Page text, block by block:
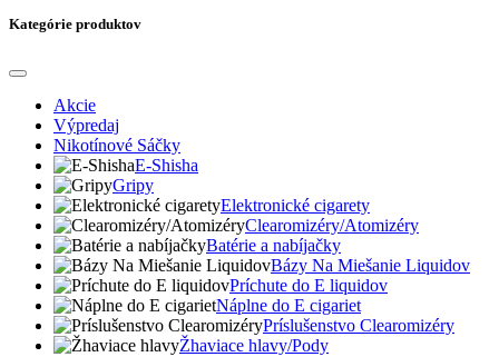
Kategórie produktov
Akcie
Výpredaj
Nikotínové Sáčky
E-Shisha
Gripy
Elektronické cigarety
Clearomizéry/Atomizéry
Batérie a nabíjačky
Bázy Na Miešanie Liquidov
Príchute do E liquidov
Náplne do E cigariet
Príslušenstvo Clearomizéry
Žhaviace hlavy/Pody